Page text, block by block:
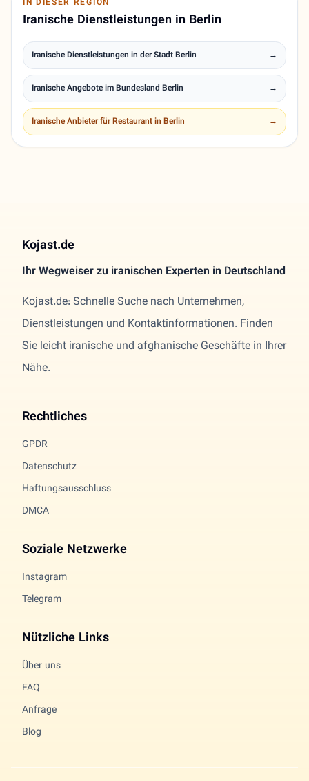
IN DIESER REGION
Iranische Dienstleistungen in Berlin
Iranische Dienstleistungen in der Stadt Berlin →
Iranische Angebote im Bundesland Berlin →
Iranische Anbieter für Restaurant in Berlin →
Kojast.de
Ihr Wegweiser zu iranischen Experten in Deutschland
Kojast.de: Schnelle Suche nach Unternehmen,
Dienstleistungen und Kontaktinformationen. Finden
Sie leicht iranische und afghanische Geschäfte in Ihrer
Nähe.
Rechtliches
GPDR
Datenschutz
Haftungsausschluss
DMCA
Soziale Netzwerke
Instagram
Telegram
Nützliche Links
Über uns
FAQ
Anfrage
Blog